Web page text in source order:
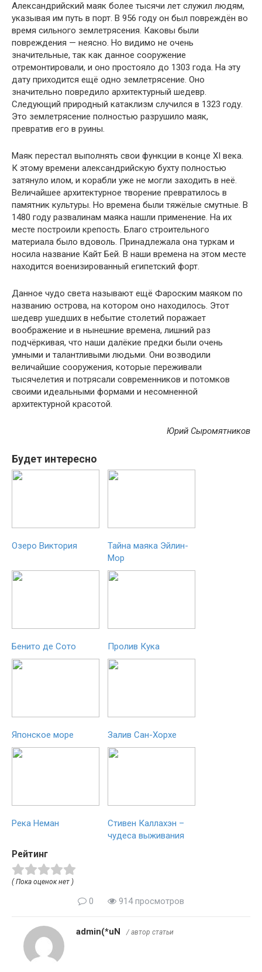
Александрийский маяк более тысячи лет служил людям,
указывая им путь в порт. В 956 году он был повреждён во
время сильного землетрясения. Каковы были
повреждения — неясно. Но видимо не очень
значительные, так как данное сооружение
отремонтировали, и оно простояло до 1303 года. На эту
дату приходится ещё одно землетрясение. Оно
значительно повредило архитектурный шедевр.
Следующий природный катаклизм случился в 1323 году.
Это землетрясение полностью разрушило маяк,
превратив его в руины.
Маяк перестал выполнять свои функции в конце XI века.
К этому времени александрийскую бухту полностью
затянуло илом, и корабли уже не могли заходить в неё.
Величайшее архитектурное творение превратилось в
памятник культуры. Но времена были тяжёлые смутные. В
1480 году развалинам маяка нашли применение. На их
месте построили крепость. Благо строительного
материала было вдоволь. Принадлежала она туркам и
носила название Кайт Бей. В наши времена на этом месте
находится военизированный египетский форт.
Данное чудо света называют ещё Фароским маяком по
названию острова, на котором оно находилось. Этот
шедевр ушедших в небытие столетий поражает
воображение и в нынешние времена, лишний раз
подчёркивая, что наши далёкие предки были очень
умными и талантливыми людьми. Они возводили
величайшие сооружения, которые переживали
тысячелетия и потрясали современников и потомков
своими идеальными формами и несомненной
архитектурной красотой.
Юрий Сыромятников
Будет интересно
Озеро Виктория
Тайна маяка Эйлин-
Мор
Бенито де Сото Пролив Кука
Японское море Залив Сан-Хорхе
Река Неман
Стивен Каллахэн –
чудеса выживания
Рейтинг
( Пока оценок нет )
0 914 просмотров
admin(*uN / автор статьи